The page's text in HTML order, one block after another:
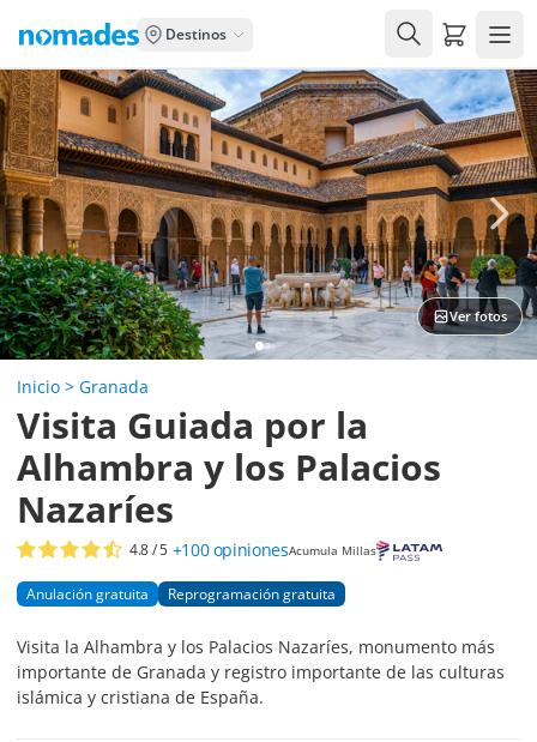
Destinos Carrito
Ver fotos
Inicio > Granada
Visita Guiada por la
Alhambra y los Palacios
Nazaríes
4.8/ 5 +100 opinionesAcumula Millas
Anulación gratuita Reprogramación gratuita
Visita la Alhambra y los Palacios Nazaríes, monumento más
importante de Granada y registro importante de las culturas
islámica y cristiana de España.